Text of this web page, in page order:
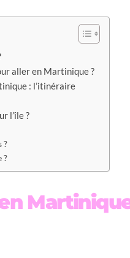
aller en Martinique ?
: l’itinéraire
l’île ?
?
?